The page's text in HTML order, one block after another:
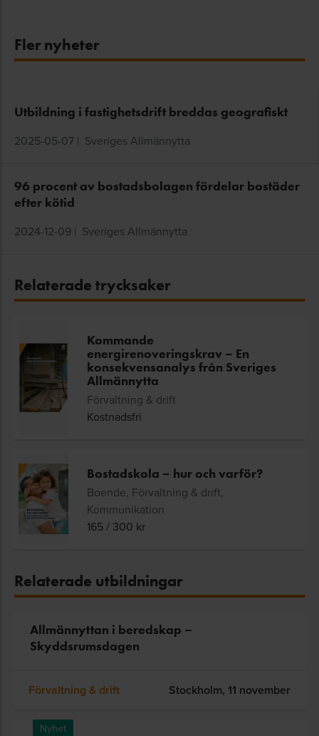
Fler nyheter
Utbildning i fastighetsdrift breddas geografiskt
2025-05-07 | Sveriges Allmännytta
96 procent av bostadsbolagen fördelar bostäder
efter kötid
2024-12-09 | Sveriges Allmännytta
Relaterade trycksaker
Kommande
energirenoveringskrav – En
konsekvensanalys från Sveriges
Allmännytta
Förvaltning & drift
Kostnadsfri
Bostadskola – hur och varför?
Boende, Förvaltning & drift,
Kommunikation
165/ 300 kr
Relaterade utbildningar
Allmännyttan i beredskap –
Skyddsrumsdagen
Förvaltning & drift Stockholm, 11 november
Nyhet